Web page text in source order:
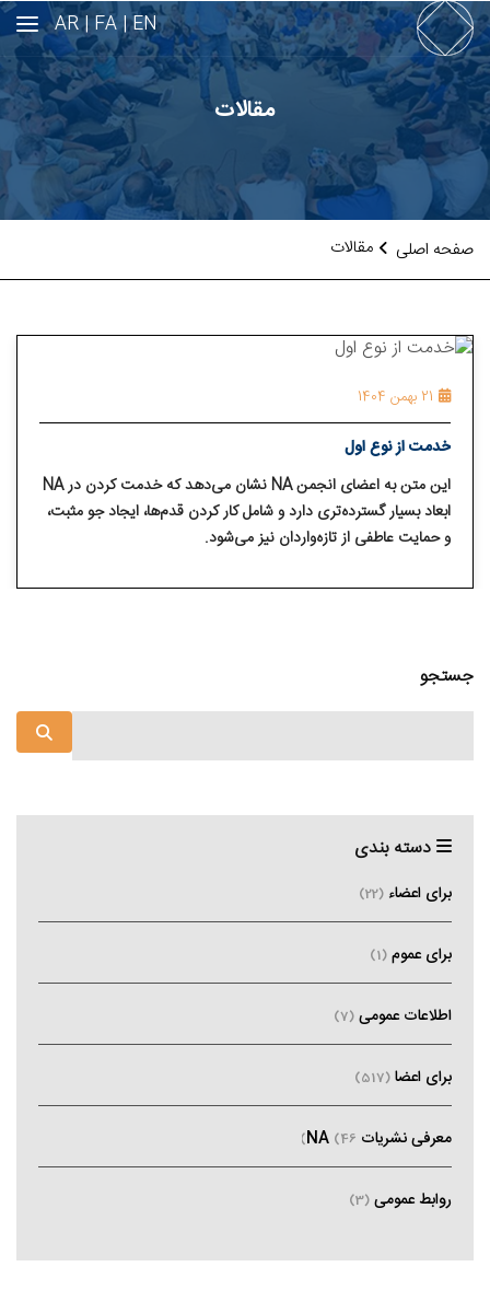
EN |
FA |
AR
مقالات
صفحه اصلی مقالات
21 بهمن 1404
خدمت از نوع اول
این متن به اعضای انجمن NA نشان می‌دهد که خدمت کردن در NA
ابعاد بسیار گسترده‌تری دارد و شامل کار کردن قدم‌ها، ایجاد جو مثبت،
و حمایت عاطفی از تازه‌واردان نیز می‌شود.
جستجو
دسته بندی
برای اعضاء (22)
برای عموم (1)
اطلاعات عمومی (7)
برای اعضا (517)
معرفی نشریات NA (46)
روابط عمومی (3)